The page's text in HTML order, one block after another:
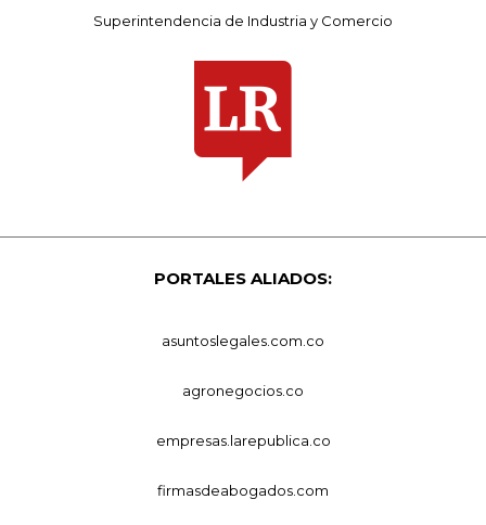
Superintendencia de Industria y Comercio
PORTALES ALIADOS:
asuntoslegales.com.co
agronegocios.co
empresas.larepublica.co
firmasdeabogados.com